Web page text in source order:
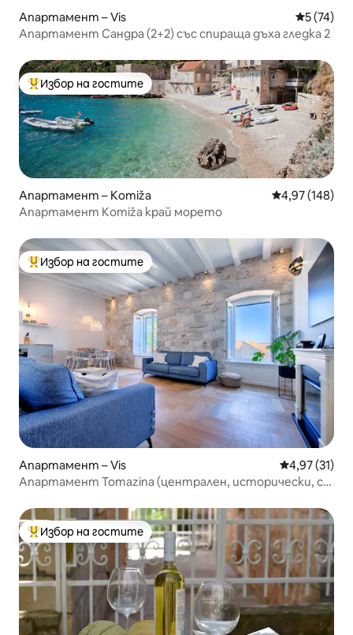
Апартамент – Vis Средна
5 (74)
Апартамент Сандра (2+2) със спираща дъха гледка 2
Най-популярен избор на гостите
Избор на гостите
Апартамент – Komiža Средна
4,97 (148)
Апартамент Komiža край морето
Най-популярен избор на гостите
Избор на гостите
Апартамент – Vis Средна
4,97 (31)
Апартамент Tomazina (централен, исторически, с
Най-популярен избор на гостите
Избор на гостите